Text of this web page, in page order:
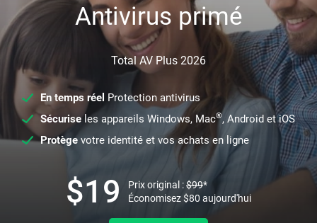
Antivirus primé
Total AV Plus 2026
En temps réel Protection antivirus
Sécuriseles appareils Windows, Mac®, Android et iOS
Protège votre identité et vos achats en ligne
$19 Prix original :$99*
Économisez$80 aujourd'hui